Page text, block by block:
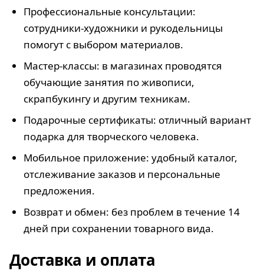
Профессиональные консультации:
сотрудники-художники и рукодельницы
помогут с выбором материалов.
Мастер-классы: в магазинах проводятся
обучающие занятия по живописи,
скрапбукингу и другим техникам.
Подарочные сертификаты: отличный вариант
подарка для творческого человека.
Мобильное приложение: удобный каталог,
отслеживание заказов и персональные
предложения.
Возврат и обмен: без проблем в течение 14
дней при сохранении товарного вида.
Доставка и оплата